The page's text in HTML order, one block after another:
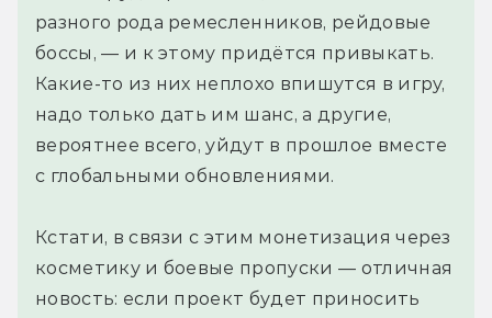
разного рода ремесленников, рейдовые
боссы, — и к этому придётся привыкать.
Какие-то из них неплохо впишутся в игру,
надо только дать им шанс, а другие,
вероятнее всего, уйдут в прошлое вместе
с глобальными обновлениями.
Кстати, в связи с этим монетизация через
косметику и боевые пропуски — отличная
новость: если проект будет приносить